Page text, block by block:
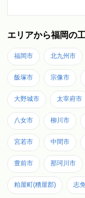
エリアから福岡の
福岡市 北九州市
飯塚市 宗像市
大野城市 太宰府市
八女市 柳川市
宮若市 中間市
豊前市 那珂川市
粕屋町(糟屋郡) 志